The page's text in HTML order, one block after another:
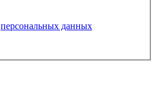
персональных данных